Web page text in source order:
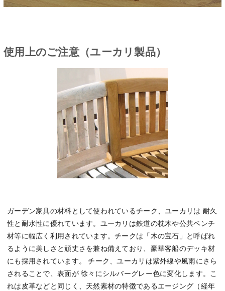
使用上のご注意（ユーカリ製品）
ガーデン家具の材料として使われているチーク、ユーカリは 耐久
性と耐水性に優れています。ユーカリは鉄道の枕木や公共ベンチ
材等に幅広く利用されています。チークは「木の宝石」と呼ばれ
るように美しさと頑丈さを兼ね備えており、豪華客船のデッキ材
にも採用されています。 チーク、ユーカリは紫外線や風雨にさら
されることで、表面が 徐々にシルバーグレー色に変化します。こ
れは皮革などと同じく、天然素材の特徴であるエージング（経年